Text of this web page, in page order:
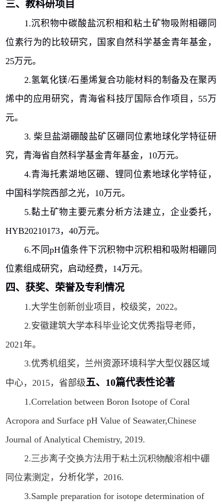
三、教科研项目
1.沉积物中碳酸盐沉积相和粘土矿物吸附相硼同
位素行为的比较研究，国家自然科学基金青年基金，
25万元。
2.氢氧化镁/石墨烯复合功能材料的制备及在聚丙
烯中的应用研究，青海省科技厅国际合作项目， 55万
元。
3.柴旦盐湖硼酸盐矿区硼同位素地球化学特征研
究，青海省自然科学基金青年基金， 10万元。
4.青海托素湖地区硼、锂同位素地球化学特征，
中国科学院西部之光， 10万元。
5.黏土矿物主要元素分析方法建立，企业委托，
HYB20210173，40万元。
6.不同pH值条件下沉积物中沉积相和吸附相硼同
位素组成研究，启动经费， 14万元。
四、获奖、荣誉及专利情况
1.大学生创新创业项目，校级奖， 2022。
2.安徽建筑大学本科毕业论文优秀指导老师，
2021年。
3.优秀机组奖，兰州资源环境科学大型仪器区域
中心，2015，省部级五、 10篇代表性论著
1.Correlation between Boron Isotope of Coral
Acropora and Surface pH Value of Seawater,Chinese
Journal of Analytical Chemistry, 2019.
2.三步离子交换方法用于粘土沉积物酸溶相中硼
同位素测定 ， 分析化学，2016.
3.Sample preparation for isotope determination of